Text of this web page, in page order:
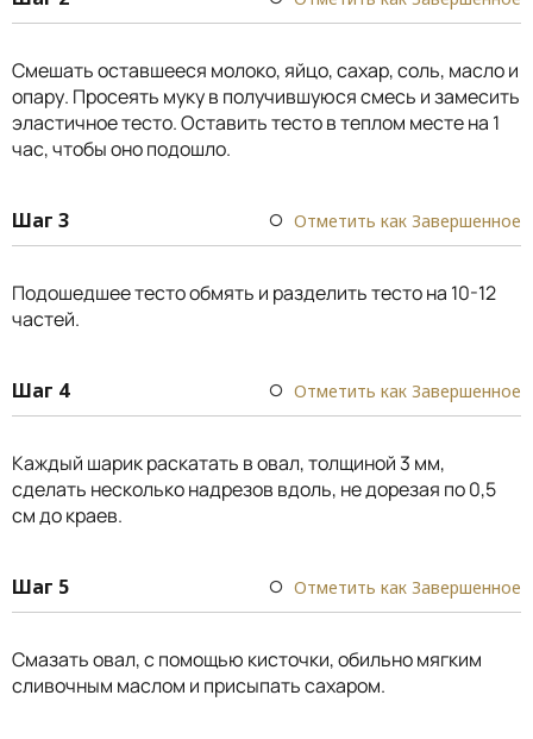
Смешать оставшееся молоко, яйцо, сахар, соль, масло и
опару. Просеять муку в получившуюся смесь и замесить
эластичное тесто. Оставить тесто в теплом месте на 1
час, чтобы оно подошло.
Шаг 3 Отметить как Завершенное
Подошедшее тесто обмять и разделить тесто на 10-12
частей.
Шаг 4 Отметить как Завершенное
Каждый шарик раскатать в овал, толщиной 3 мм,
сделать несколько надрезов вдоль, не дорезая по 0,5
см до краев.
Шаг 5 Отметить как Завершенное
Смазать овал, с помощью кисточки, обильно мягким
сливочным маслом и присыпать сахаром.